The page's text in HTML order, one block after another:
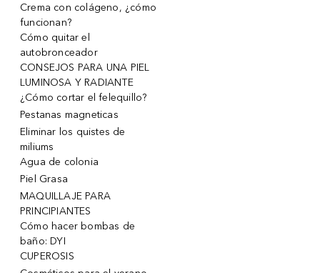
Crema con colágeno, ¿cómo
funcionan?
Cómo quitar el
autobronceador
CONSEJOS PARA UNA PIEL
LUMINOSA Y RADIANTE
¿Cómo cortar el felequillo?
Pestanas magneticas
Eliminar los quistes de
miliums
Agua de colonia
Piel Grasa
MAQUILLAJE PARA
PRINCIPIANTES
Cómo hacer bombas de
baño: DYI
CUPEROSIS